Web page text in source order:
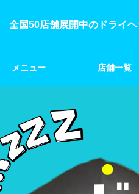
全国50店舗展開中のドライ
メニュー 店舗一覧